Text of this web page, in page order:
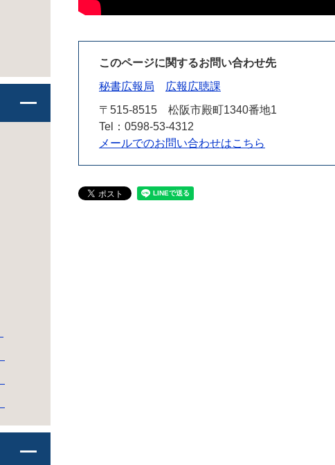
このページに関するお問い合わせ先
秘書広報局
広報広聴課
〒515-8515
松阪市殿町1340番地1
Tel：0598-53-4312
メールでのお問い合わせはこちら